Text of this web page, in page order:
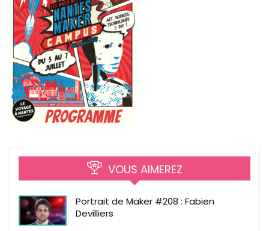
VOUS AIMEREZ
Portrait de Maker #208 : Fabien
Devilliers